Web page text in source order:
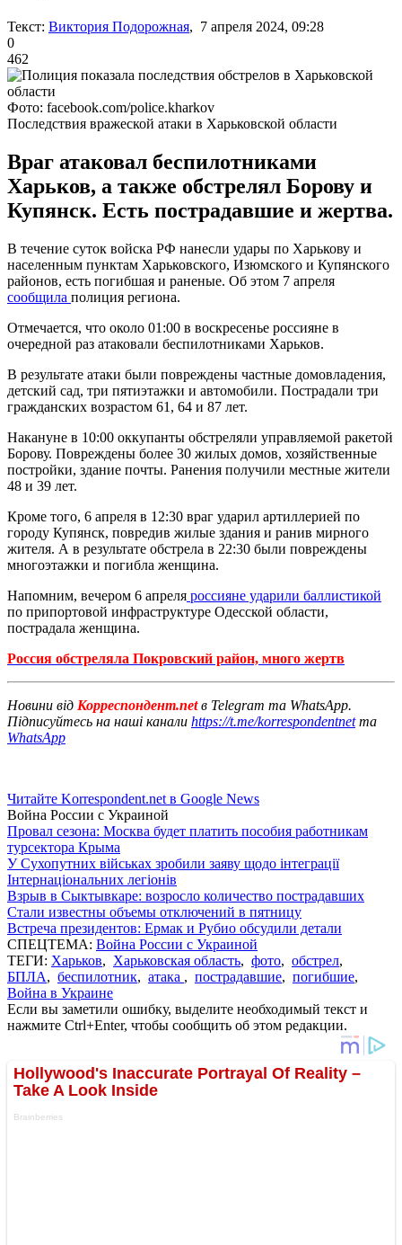
Текст: Виктория Подорожная, 7 апреля 2024, 09:28
0
462
Фото: facebook.com/police.kharkov
Последствия вражеской атаки в Харьковской области
Враг атаковал беспилотниками
Харьков, а также обстрелял Борову и
Купянск. Есть пострадавшие и жертва.
В течение суток войска РФ нанесли удары по Харькову и
населенным пунктам Харьковского, Изюмского и Купянского
районов, есть погибшая и раненые. Об этом 7 апреля
сообщила полиция региона.
Отмечается, что около 01:00 в воскресенье россияне в
очередной раз атаковали беспилотниками Харьков.
В результате атаки были повреждены частные домовладения,
детский сад, три пятиэтажки и автомобили. Пострадали три
гражданских возрастом 61, 64 и 87 лет.
Накануне в 10:00 оккупанты обстреляли управляемой ракетой
Борову. Повреждены более 30 жилых домов, хозяйственные
постройки, здание почты. Ранения получили местные жители
48 и 39 лет.
Кроме того, 6 апреля в 12:30 враг ударил артиллерией по
городу Купянск, повредив жилые здания и ранив мирного
жителя. А в результате обстрела в 22:30 были повреждены
многоэтажки и погибла женщина.
Напомним, вечером 6 апреля россияне ударили баллистикой
по припортовой инфраструктуре Одесской области,
пострадала женщина.
Россия обстреляла Покровский район, много жертв
Новини від Корреспондент.netв Telegram та WhatsApp.
Підписуйтесь на наші канали https://t.me/korrespondentnetта
WhatsApp
Читайте Korrespondent.net в Google News
Война России с Украиной
Провал сезона: Москва будет платить пособия работникам
турсектора Крыма
У Сухопутних військах зробили заяву щодо інтеграції
Інтернаціональних легіонів
Взрыв в Сыктывкаре: возросло количество пострадавших
Стали известны объемы отключений в пятницу
Встреча президентов: Ермак и Рубио обсудили детали
СПЕЦТЕМА: Война России с Украиной
ТЕГИ: Харьков, Харьковская область, фото, обстрел,
БПЛА, беспилотник, атака , пострадавшие, погибшие,
Война в Украине
Если вы заметили ошибку, выделите необходимый текст и
нажмите Ctrl+Enter, чтобы сообщить об этом редакции.